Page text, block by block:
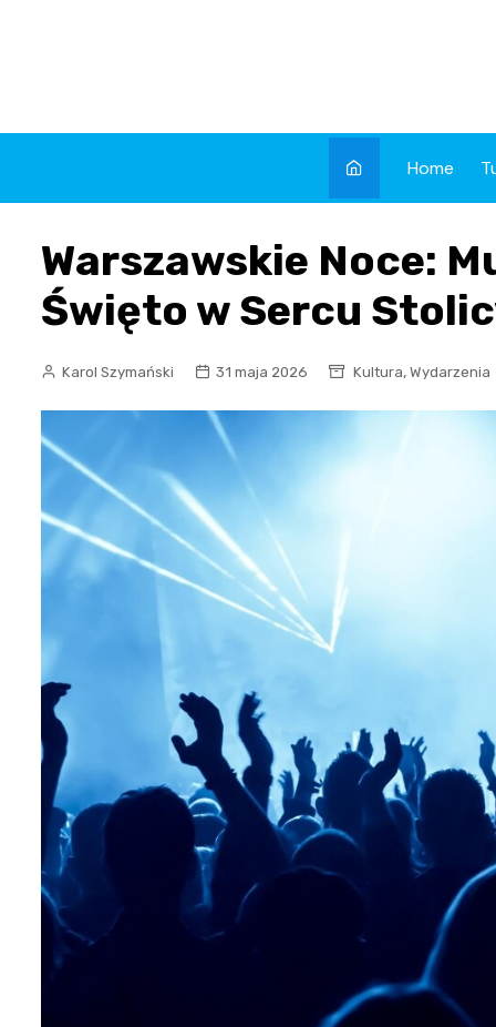
Home
Warszawskie Noce:
Święto w Sercu
Karol Szymański 31 maja 2026 Kultura, Wydarzenia